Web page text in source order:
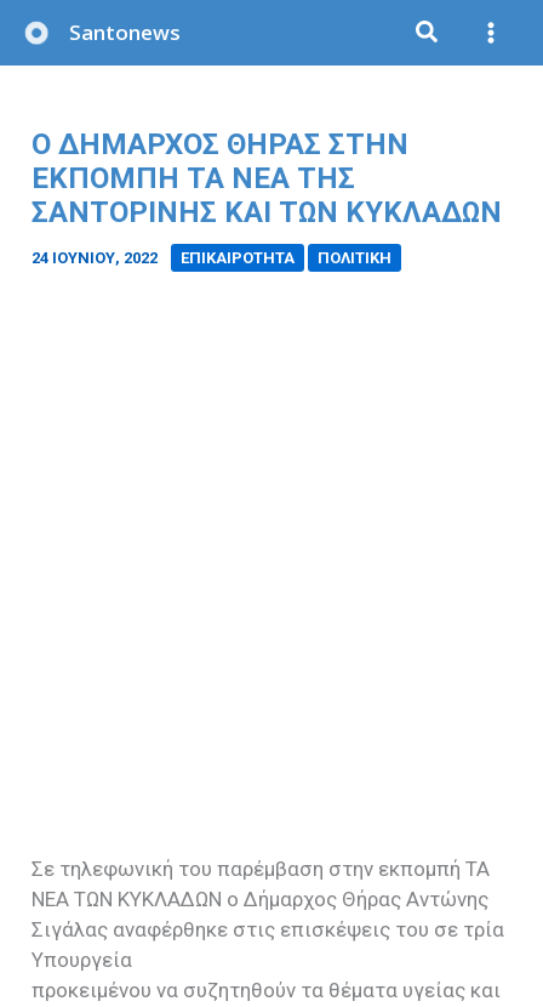
στο
Santonews
Ο ΔΉΜΑΡΧΟΣ ΘΉΡΑΣ ΣΤΗΝ
ΕΚΠΟΜΠΉ ΤΑ ΝΈΑ ΤΗΣ
ΣΑΝΤΟΡΊΝΗΣ ΚΑΙ ΤΩΝ ΚΥΚΛΆΔΩΝ
24 ΙΟΥΝΊΟΥ, 2022 ΕΠΙΚΑΙΡΟΤΗΤΑ ΠΟΛΙΤΙΚΗ
Σε τηλεφωνική του παρέμβαση στην εκπομπή ΤΑ
ΝΕΑ ΤΩΝ ΚΥΚΛΑΔΩΝ ο Δήμαρχος Θήρας Αντώνης
Σιγάλας αναφέρθηκε στις επισκέψεις του σε τρία
Υπουργεία
προκειμένου να συζητηθούν τα θέματα υγείας και